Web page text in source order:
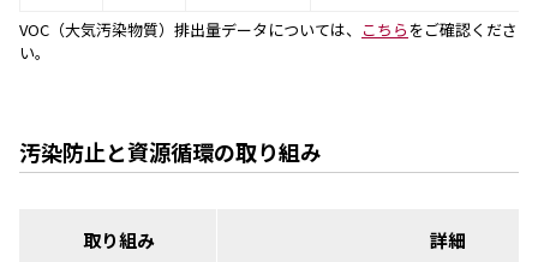
VOC（大気汚染物質）排出量データについては、 こちらをご確認くださ
い。
汚染防止と資源循環の取り組み
取り組み 詳細